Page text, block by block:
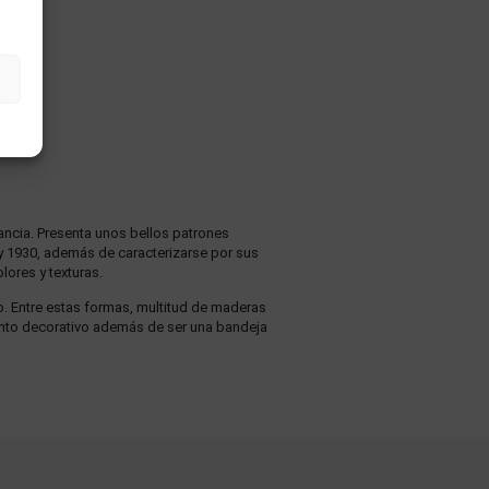
Presenta unos bellos patrones
además de caracterizarse por sus
y texturas.
Entre estas formas, multitud de maderas
decorativo además de ser una bandeja